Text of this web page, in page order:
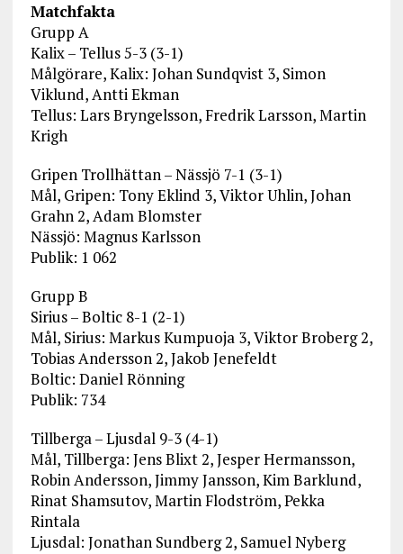
Matchfakta
Grupp A
Kalix – Tellus 5-3 (3-1)
Målgörare, Kalix: Johan Sundqvist 3, Simon
Viklund, Antti Ekman
Tellus: Lars Bryngelsson, Fredrik Larsson, Martin
Krigh
Gripen Trollhättan – Nässjö 7-1 (3-1)
Mål, Gripen: Tony Eklind 3, Viktor Uhlin, Johan
Grahn 2, Adam Blomster
Nässjö: Magnus Karlsson
Publik: 1 062
Grupp B
Sirius – Boltic 8-1 (2-1)
Mål, Sirius: Markus Kumpuoja 3, Viktor Broberg 2,
Tobias Andersson 2, Jakob Jenefeldt
Boltic: Daniel Rönning
Publik: 734
Tillberga – Ljusdal 9-3 (4-1)
Mål, Tillberga: Jens Blixt 2, Jesper Hermansson,
Robin Andersson, Jimmy Jansson, Kim Barklund,
Rinat Shamsutov, Martin Flodström, Pekka
Rintala
Ljusdal: Jonathan Sundberg 2, Samuel Nyberg